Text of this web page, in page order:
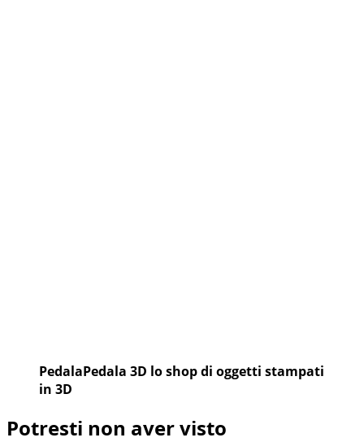
PedalaPedala 3D lo shop di oggetti stampati
in 3D
Potresti non aver visto